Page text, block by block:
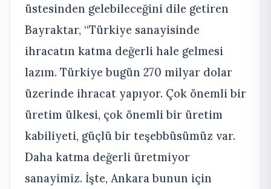
üstesinden gelebileceğini dile getiren
Bayraktar, “Türkiye sanayisinde
ihracatın katma değerli hale gelmesi
lazım. Türkiye bugün 270 milyar dolar
üzerinde ihracat yapıyor. Çok önemli bir
üretim ülkesi, çok önemli bir üretim
kabiliyeti, güçlü bir teşebbüsümüz var.
Daha katma değerli üretmiyor
sanayimiz. İşte, Ankara bunun için